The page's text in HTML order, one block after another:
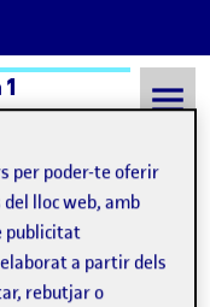
per poder-te oferir
lloc web, amb
publicitat
a partir dels
rebutjar o